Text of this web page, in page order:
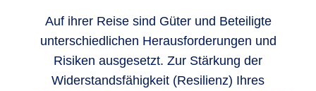
Auf ihrer Reise sind Güter und Beteiligte
unterschiedlichen Herausforderungen und
Risiken ausgesetzt. Zur Stärkung der
Widerstandsfähigkeit (Resilienz) Ihres